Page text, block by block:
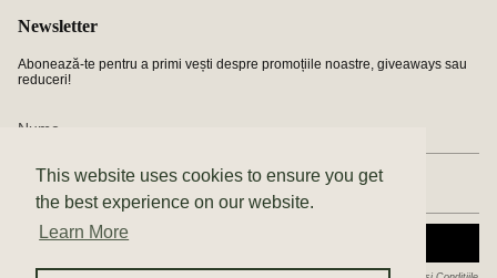
This website uses cookies to ensure you get
the best experience on our website.
Learn More
Newsletter
Abonează-te pentru a primi vești despre promoțiile noastre, giveaways sau
reduceri!